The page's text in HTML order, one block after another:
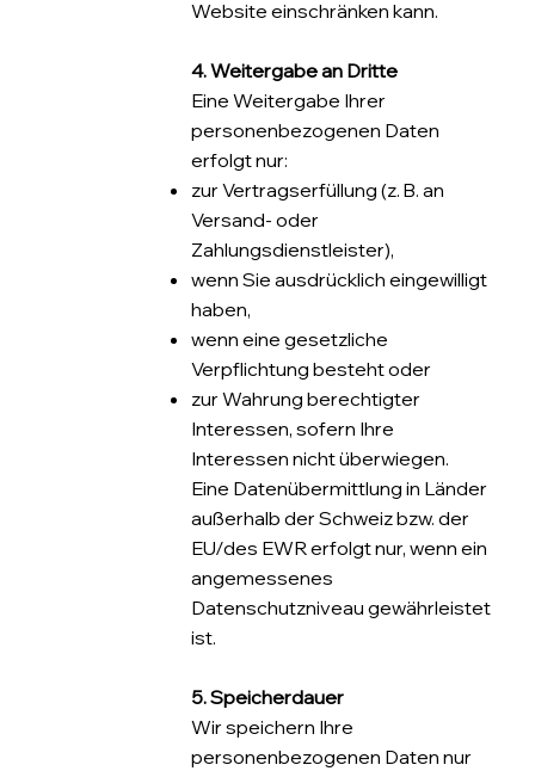
Website einschränken kann.
4. Weitergabe an Dritte
Eine Weitergabe Ihrer
personenbezogenen Daten
erfolgt nur:
zur Vertragserfüllung (z. B. an
Versand- oder
Zahlungsdienstleister),
wenn Sie ausdrücklich eingewilligt
haben,
wenn eine gesetzliche
Verpflichtung besteht oder
zur Wahrung berechtigter
Interessen, sofern Ihre
Interessen nicht überwiegen.
Eine Datenübermittlung in Länder
außerhalb der Schweiz bzw. der
EU/des EWR erfolgt nur, wenn ein
angemessenes
Datenschutzniveau gewährleistet
ist.
5. Speicherdauer
Wir speichern Ihre
personenbezogenen Daten nur